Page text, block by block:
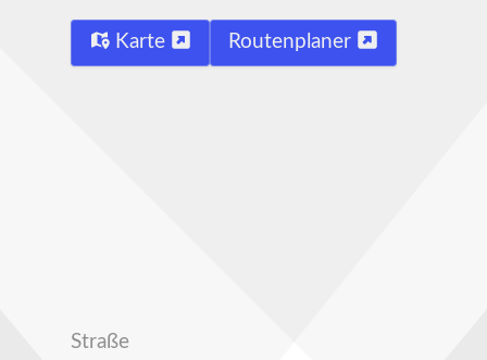
Karte Routenplaner
Straße